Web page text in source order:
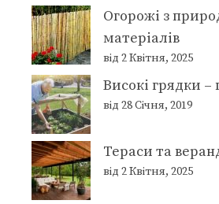
Огорожі з
матеріалів
від 2 Квітня, 2025
Високі грядки –
від 28 Січня, 2019
Тераси та
від 2 Квітня, 2025